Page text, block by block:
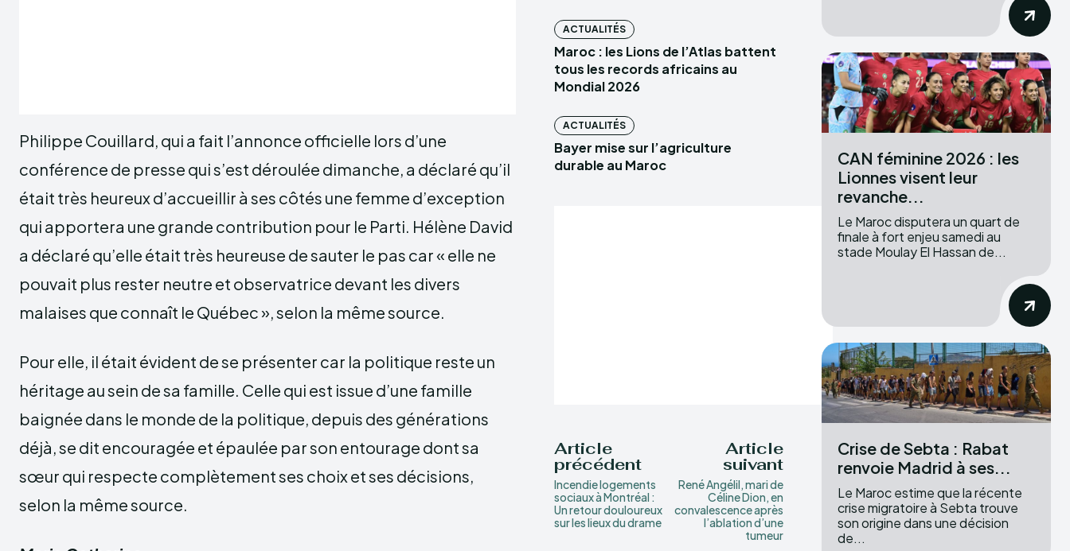
Philippe Couillard, qui a fait l’annonce officielle lors d’une
conférence de presse qui s’est déroulée dimanche, a déclaré qu’il
était très heureux d’accueillir à ses côtés une femme d’exception
qui apportera une grande contribution pour le Parti. Hélène David
a déclaré qu’elle était très heureuse de sauter le pas car « elle ne
pouvait plus rester neutre et observatrice devant les divers
malaises que connaît le Québec », selon la même source.
Pour elle, il était évident de se présenter car la politique reste un
héritage au sein de sa famille. Celle qui est issue d’une famille
baignée dans le monde de la politique, depuis des générations
déjà, se dit encouragée et épaulée par son entourage dont sa
sœur qui respecte complètement ses choix et ses décisions,
selon la même source.
ACTUALITÉS
Maroc : les Lions de l’Atlas battent
tous les records africains au
Mondial 2026
ACTUALITÉS
Bayer mise sur l’agriculture
durable au Maroc
Article
précédent
Incendie logements
sociaux à Montréal :
Un retour douloureux
sur les lieux du drame
Article
suivant
René Angélil, mari de
Céline Dion, en
convalescence après
l’ablation d’une
tumeur
CAN féminine 2026 : les
Lionnes visent leur
revanche...
Le Maroc disputera un quart de
finale à fort enjeu samedi au
stade Moulay El Hassan de...
Crise de Sebta : Rabat
renvoie Madrid à ses...
Le Maroc estime que la récente
crise migratoire à Sebta trouve
son origine dans une décision
de...